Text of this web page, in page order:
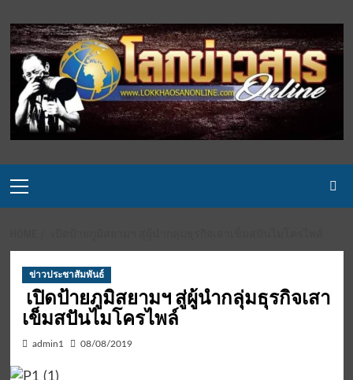
to
content
Menu
ข่าวประชาสัมพันธ์
เปิดป้ายภูมิสยามฯ สู่ผู้นำกลุ่มธุรกิจเสา
เข็มสปันไมโครไพล์
admin1 08/08/2019